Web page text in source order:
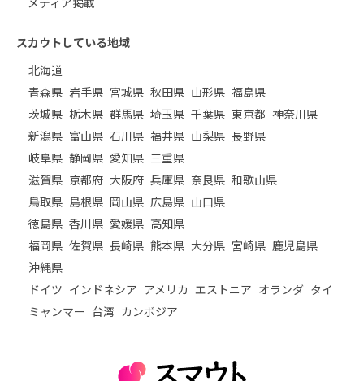
スカウトしている地域
北海道
青森県 岩手県 宮城県 秋田県 山形県 福島県
茨城県 栃木県 群馬県 埼玉県 千葉県 東京都 神奈川県
新潟県 富山県 石川県 福井県 山梨県 長野県
岐阜県 静岡県 愛知県 三重県
滋賀県 京都府 大阪府 兵庫県 奈良県 和歌山県
鳥取県 島根県 岡山県 広島県 山口県
徳島県 香川県 愛媛県 高知県
福岡県 佐賀県 長崎県 熊本県 大分県 宮崎県 鹿児島県
沖縄県
ドイツ インドネシア アメリカ エストニア オランダ タイ
ミャンマー 台湾 カンボジア